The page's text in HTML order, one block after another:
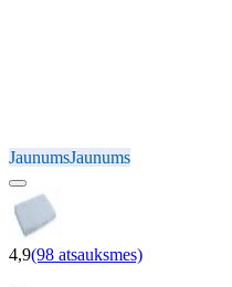
JaunumsJaunums
4,9(98 atsauksmes)